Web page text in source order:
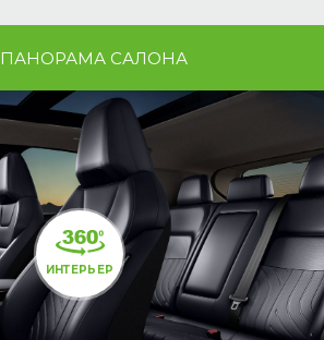
ПАНОРАМА САЛОНА
ИНТЕРЬЕР